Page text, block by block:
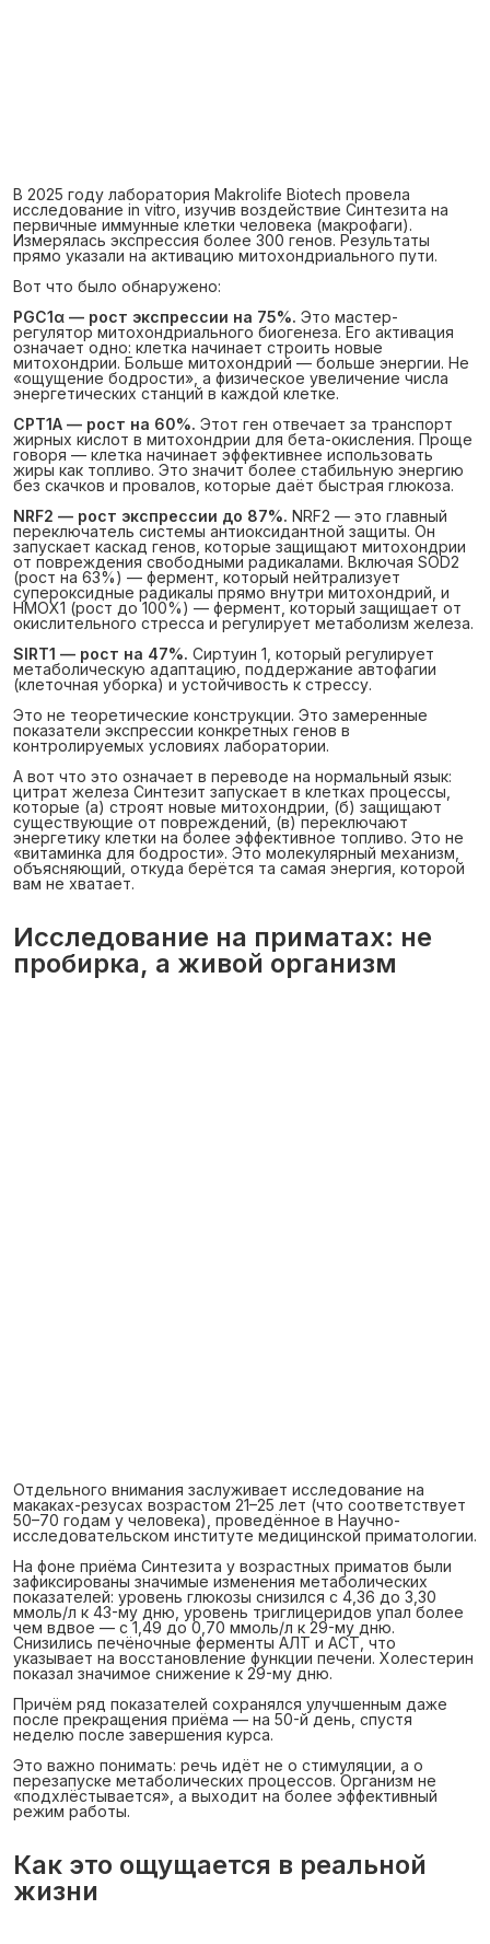
В 2025 году лаборатория Makrolife Biotech провела
исследование in vitro, изучив воздействие Синтезита на
первичные иммунные клетки человека (макрофаги).
Измерялась экспрессия более 300 генов. Результаты
прямо указали на активацию митохондриального пути.
Вот что было обнаружено:
PGC1α — рост экспрессии на 75%. Это мастер-
регулятор митохондриального биогенеза. Его активация
означает одно: клетка начинает строить новые
митохондрии. Больше митохондрий — больше энергии. Не
«ощущение бодрости», а физическое увеличение числа
энергетических станций в каждой клетке.
CPT1A — рост на 60%. Этот ген отвечает за транспорт
жирных кислот в митохондрии для бета-окисления. Проще
говоря — клетка начинает эффективнее использовать
жиры как топливо. Это значит более стабильную энергию
без скачков и провалов, которые даёт быстрая глюкоза.
NRF2 — рост экспрессии до 87%. NRF2 — это главный
переключатель системы антиоксидантной защиты. Он
запускает каскад генов, которые защищают митохондрии
от повреждения свободными радикалами. Включая SOD2
(рост на 63%) — фермент, который нейтрализует
супероксидные радикалы прямо внутри митохондрий, и
HMOX1 (рост до 100%) — фермент, который защищает от
окислительного стресса и регулирует метаболизм железа.
SIRT1 — рост на 47%. Сиртуин 1, который регулирует
метаболическую адаптацию, поддержание автофагии
(клеточная уборка) и устойчивость к стрессу.
Это не теоретические конструкции. Это замеренные
показатели экспрессии конкретных генов в
контролируемых условиях лаборатории.
А вот что это означает в переводе на нормальный язык:
цитрат железа Синтезит запускает в клетках процессы,
которые (а) строят новые митохондрии, (б) защищают
существующие от повреждений, (в) переключают
энергетику клетки на более эффективное топливо. Это не
«витаминка для бодрости». Это молекулярный механизм,
объясняющий, откуда берётся та самая энергия, которой
вам не хватает.
Исследование на приматах: не
пробирка, а живой организм
Отдельного внимания заслуживает исследование на
макаках-резусах возрастом 21–25 лет (что соответствует
50–70 годам у человека), проведённое в Научно-
исследовательском институте медицинской приматологии.
На фоне приёма Синтезита у возрастных приматов были
зафиксированы значимые изменения метаболических
показателей: уровень глюкозы снизился с 4,36 до 3,30
ммоль/л к 43-му дню, уровень триглицеридов упал более
чем вдвое — с 1,49 до 0,70 ммоль/л к 29-му дню.
Снизились печёночные ферменты АЛТ и АСТ, что
указывает на восстановление функции печени. Холестерин
показал значимое снижение к 29-му дню.
Причём ряд показателей сохранялся улучшенным даже
после прекращения приёма — на 50-й день, спустя
неделю после завершения курса.
Это важно понимать: речь идёт не о стимуляции, а о
перезапуске метаболических процессов. Организм не
«подхлёстывается», а выходит на более эффективный
режим работы.
Как это ощущается в реальной
жизни